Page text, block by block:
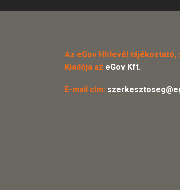
Az eGov Hírlevél tájékoztató,
Kiadója az eGov Kft.
E-mail cím: